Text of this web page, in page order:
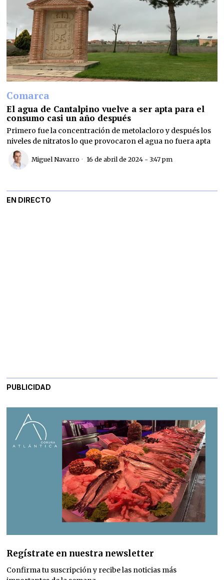
Comarca
El agua de Cantalpino vuelve a ser apta para el
consumo casi un año después
Primero fue la concentración de metolacloro y después los
niveles de nitratos lo que provocaron el agua no fuera apta
Miguel Navarro 16 de abril de 2024 - 3:47 pm
EN DIRECTO
PUBLICIDAD
Regístrate en nuestra newsletter
Confirma tu suscripción y recibe las noticias más